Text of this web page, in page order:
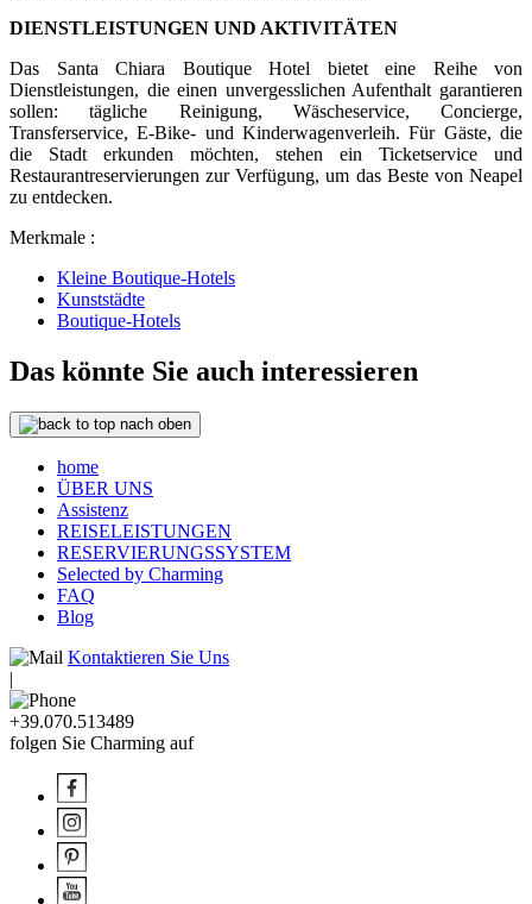
DIENSTLEISTUNGEN UND AKTIVITÄTEN
Das Santa Chiara Boutique Hotel bietet eine Reihe von
Dienstleistungen, die einen unvergesslichen Aufenthalt garantieren
sollen: tägliche Reinigung, Wäscheservice, Concierge,
Transferservice, E-Bike- und Kinderwagenverleih. Für Gäste, die
die Stadt erkunden möchten, stehen ein Ticketservice und
Restaurantreservierungen zur Verfügung, um das Beste von Neapel
zu entdecken.
Merkmale :
Kleine Boutique-Hotels
Kunststädte
Boutique-Hotels
Das könnte Sie auch interessieren
nach oben
home
ÜBER UNS
Assistenz
REISELEISTUNGEN
RESERVIERUNGSSYSTEM
Selected by Charming
FAQ
Blog
Kontaktieren Sie Uns
|
+39.070.513489
folgen Sie Charming auf